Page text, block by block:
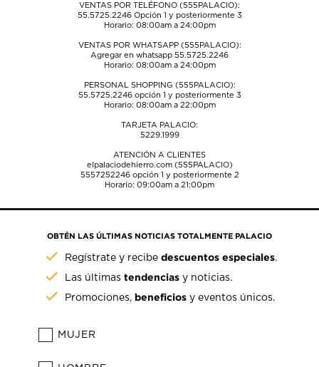
VENTAS POR TELÉFONO (555PALACIO):
55.5725.2246Opción 1 y posteriormente 3
Horario: 08:00am a 24:00pm
VENTAS POR WHATSAPP (555PALACIO):
Agregar en whatsapp 55.5725.2246
Horario: 08:00am a 24:00pm
PERSONAL SHOPPING (555PALACIO):
55.5725.2246opción 1 y posteriormente 3
Horario: 08:00am a 22:00pm
TARJETA PALACIO:
5229.1999
ATENCIÓN A CLIENTES
elpalaciodehierro.com (555PALACIO)
5557252246opción 1 y posteriormente 2
Horario: 09:00am a 21:00pm
OBTÉN LAS ÚLTIMAS NOTICIAS TOTALMENTE PALACIO
Regístrate y recibedescuentos especiales.
Las últimastendencias y noticias.
Promociones, beneficios y eventos únicos.
MUJER